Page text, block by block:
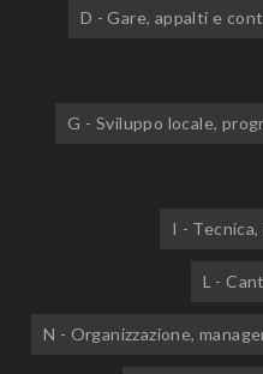
D - Gare, appalti e
G - Sviluppo locale,
I -
L -
N - Organizzazione,